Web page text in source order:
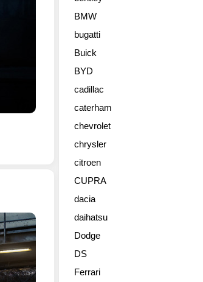
Pepper
Perfect
Texas,
U.S.A.
BMW
bugatti
Buick
BYD
cadillac
caterham
chevrolet
chrysler
citroen
CUPRA
dacia
daihatsu
Dodge
DS
Ferrari